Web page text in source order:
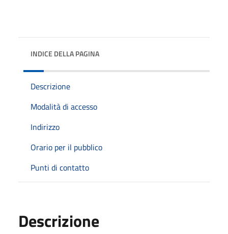
INDICE DELLA PAGINA
Descrizione
Modalità di accesso
Indirizzo
Orario per il pubblico
Punti di contatto
Descrizione